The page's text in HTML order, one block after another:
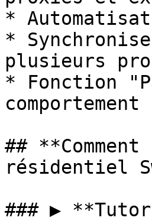
*
*
plusieurs
* Fonction
##
résidentiel
### ▶️